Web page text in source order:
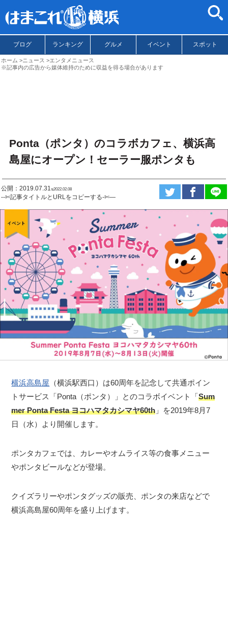
ブログ ランキング グルメ イベント スポット
ホーム ニュース
エンタメニュース
※記事内の広告から媒体維持のために収益を得る場合があります
Ponta（ポンタ）のコラボカフェ、横浜高
島屋にオープン！セーラー服ポンタも
公開：2019.07.31ಇ2022.02.08
--✄記事タイトルとURLをコピーする-✄—
横浜高島屋 （横浜駅西口）は60周年を記念して共通ポイン
トサービス「Ponta（ポンタ）」とのコラボイベント「Sum
mer Ponta Festa ヨコハマタカシマヤ60th 」を2019年8月7
日（水）より開催します。
ポンタカフェでは、カレーやオムライス等の食事メニュー
やポンタビールなどが登場。
クイズラリーやポンタグッズの販売、ポンタの来店などで
横浜高島屋60周年を盛り上げます。